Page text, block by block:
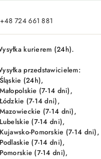
724 661 881
kurierem (24h).
przedstawicielem:
(24h),
(7-14 dni),
(7-14 dni),
(7-14 dni),
(7-14 dni),
Pomorskie (7-14 dni),
(7-14 dni),
(7-14 dni),